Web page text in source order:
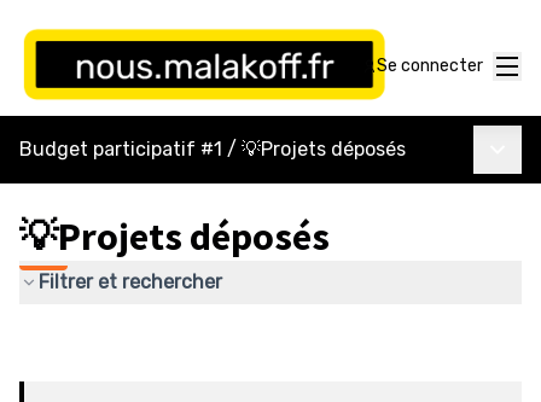
Se connecter
Budget participatif #1 / 💡Projets déposés
💡Projets déposés
Filtrer et rechercher